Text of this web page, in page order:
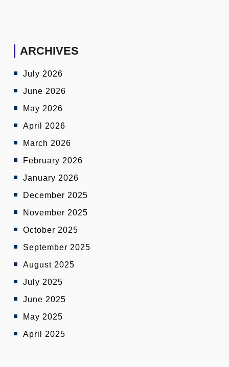
ARCHIVES
July 2026
June 2026
May 2026
April 2026
March 2026
February 2026
January 2026
December 2025
November 2025
October 2025
September 2025
August 2025
July 2025
June 2025
May 2025
April 2025